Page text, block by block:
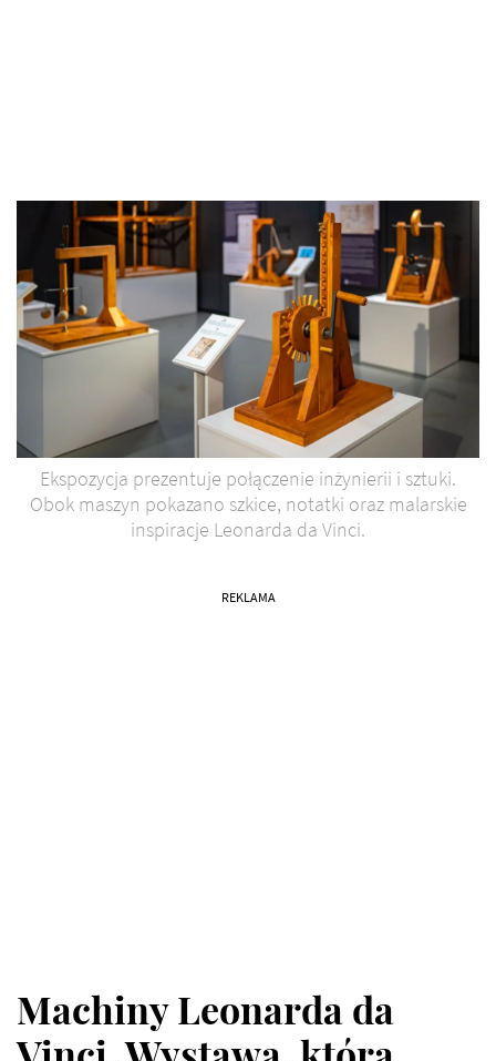
Ekspozycja prezentuje połączenie inżynierii i sztuki.
Obok maszyn pokazano szkice, notatki oraz malarskie
inspiracje Leonarda da Vinci.
REKLAMA
Machiny Leonarda da